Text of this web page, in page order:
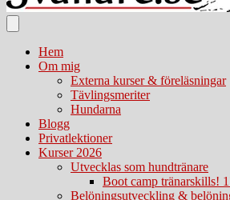
Hem
Om mig
Externa kurser & föreläsningar
Tävlingsmeriter
Hundarna
Blogg
Privatlektioner
Kurser 2026
Utvecklas som hundtränare
Boot camp tränarskills!
Belöningsutveckling &